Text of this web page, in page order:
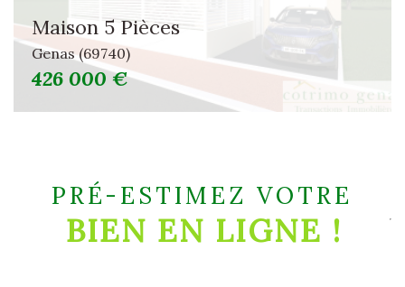
Maison 5 Pièces
Genas (69740)
426 000 €
PRÉ-ESTIMEZ VOTRE
BIEN EN LIGNE !